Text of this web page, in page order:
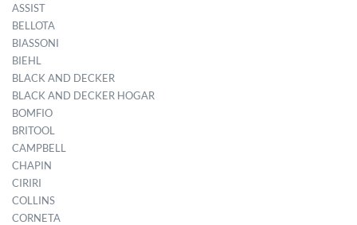
ASSIST
BELLOTA
BIASSONI
BIEHL
BLACK AND DECKER
BLACK AND DECKER HOGAR
BOMFIO
BRITOOL
CAMPBELL
CHAPIN
CIRIRI
COLLINS
CORNETA